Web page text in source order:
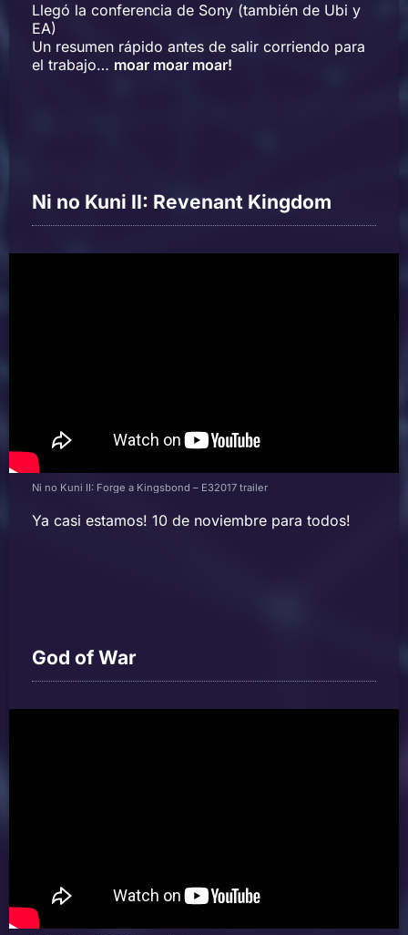
Llegó la conferencia de Sony (también de Ubi y
EA)
Un resumen rápido antes de salir corriendo para
el trabajo… moar moar moar!
Ni no Kuni II: Revenant Kingdom
Ni no Kuni II: Forge a Kingsbond – E32017 trailer
Ya casi estamos! 10 de noviembre para todos!
God of War